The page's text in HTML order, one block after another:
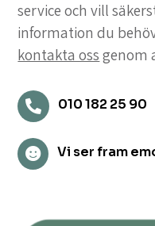
service och vill
information du
kontakta oss genom
 010 182 25 90
 Vi ser fram